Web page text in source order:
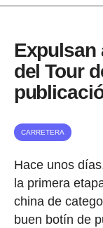
Expulsan
del Tour
CARRETERA
Hace unos
la primera
china de
buen botín de